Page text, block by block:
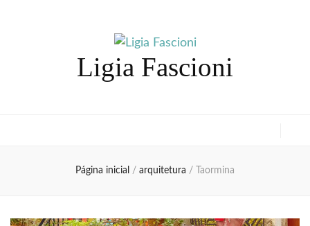
Ligia Fascioni
Página inicial / arquitetura / Taormina